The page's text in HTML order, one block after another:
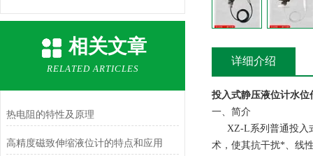
相关文章
RELATED ARTICLES
热电阻的特性及原理
高精度磁致伸缩液位计的特点和应用
详细介绍
投入式静压液位计水位
一、简介
XZ-L系列 普通投入
术，使其抗干扰*、线